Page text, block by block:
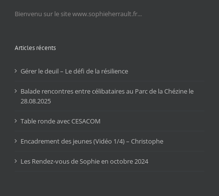
Bienvenu sur le site www.sophieherrault.fr...
Articles récents
Gérer le deuil – Le défi de la résilience
Balade rencontres entre célibataires au Parc de la Chézine le
28.08.2025
Table ronde avec CESACOM
Encadrement des jeunes (Vidéo 1/4) – Christophe
Les Rendez-vous de Sophie en octobre 2024